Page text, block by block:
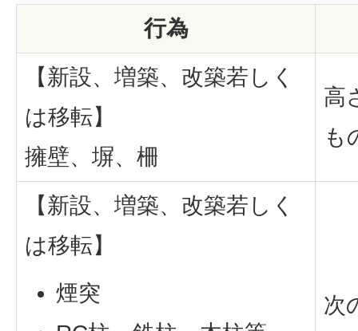
行為
【新設、増築、改築若しく
は移転】
擁壁、塀、柵
高
も
【新設、増築、改築若しく
は移転】
煙突
次